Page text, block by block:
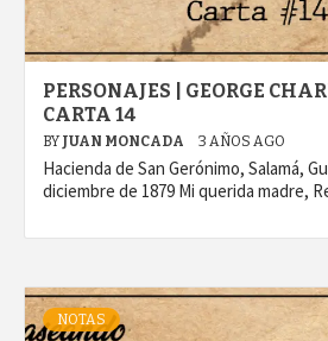
PERSONAJES | GEORGE
CARTA 14
BY JUAN MONCADA 3 AÑOS AGO
Hacienda de San Gerónimo, Salamá,
diciembre de 1879 Mi querida madre,
NOTAS